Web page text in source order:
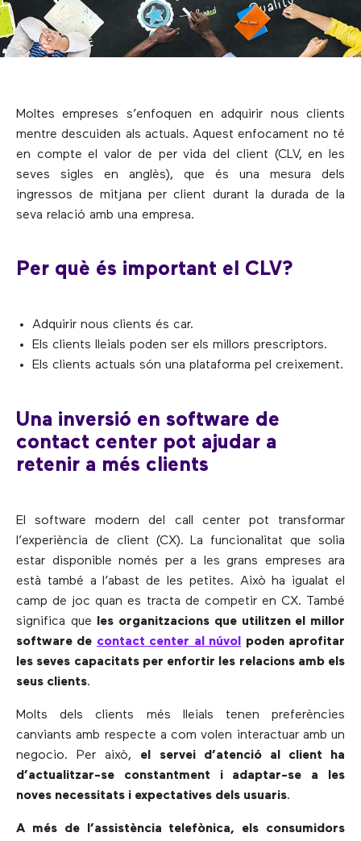
Moltes empreses s’enfoquen en adquirir nous clients
mentre descuiden als actuals. Aquest enfocament no té
en compte el valor de per vida del client (CLV, en les
seves sigles en anglès), que és una mesura dels
ingressos de mitjana per client durant la durada de la
seva relació amb una empresa.
Per què és important el CLV?
Adquirir nous clients és car.
Els clients lleials poden ser els millors prescriptors.
Els clients actuals són una plataforma pel creixement.
Una inversió en software de
contact center pot ajudar a
retenir a més clients
El software modern del call center pot transformar
l’experiència de client (CX). La funcionalitat que solia
estar disponible només per a les grans empreses ara
està també a l’abast de les petites. Això ha igualat el
camp de joc quan es tracta de competir en CX. També
significa que
les organitzacions que utilitzen el millor
software de contact center al núvol
poden aprofitar
les seves capacitats per enfortir les relacions amb els
seus clients.
Molts dels clients més lleials tenen preferències
canviants amb respecte a com volen interactuar amb un
negocio. Per això, el servei d’atenció al client ha
d’actualitzar-se constantment i adaptar-se a les
noves necessitats i expectatives dels usuaris.
A més de l’assistència telefònica, els consumidors